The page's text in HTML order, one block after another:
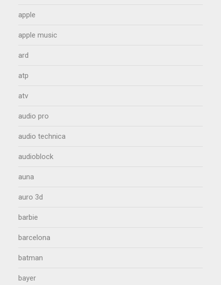
apple
apple music
ard
atp
atv
audio pro
audio technica
audioblock
auna
auro 3d
barbie
barcelona
batman
bayer